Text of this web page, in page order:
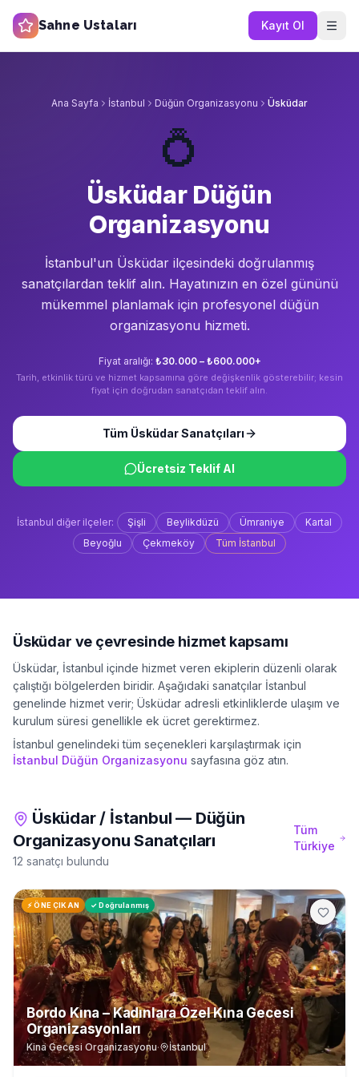
Sahne Ustaları Kayıt Ol
Ana Sayfa İstanbul Düğün Organizasyonu Üsküdar
💍
Üsküdar Düğün
Organizasyonu
İstanbul'un Üsküdar ilçesindeki doğrulanmış
sanatçılardan teklif alın. Hayatınızın en özel gününü
mükemmel planlamak için profesyonel düğün
organizasyonu hizmeti.
Fiyat aralığı: ₺30.000 – ₺600.000+
Tarih, etkinlik türü ve hizmet kapsamına göre değişkenlik gösterebilir; kesin
fiyat için doğrudan sanatçıdan teklif alın.
Tüm ÜsküdarSanatçıları
Ücretsiz Teklif Al
İstanbul diğer ilçeler: Şişli Beylikdüzü Ümraniye
Kartal
Beyoğlu
Çekmeköy Tüm İstanbul
Üsküdar ve çevresinde hizmet kapsamı
Üsküdar, İstanbul içinde hizmet veren ekiplerin düzenli olarak
çalıştığı bölgelerden biridir. Aşağıdaki sanatçılar İstanbul
genelinde hizmet verir; Üsküdar adresli etkinliklerde ulaşım ve
kurulum süresi genellikle ek ücret gerektirmez.
İstanbul genelindeki tüm seçenekleri karşılaştırmak için
İstanbul Düğün Organizasyonu sayfasına göz atın.
Üsküdar/ İstanbul — Düğün
Organizasyonu Sanatçıları
12 sanatçı bulundu
Tüm
Türkiye
⚡ ÖNE ÇIKAN ✓ Doğrulanmış
Bordo Kına – Kadınlara Özel Kına Gecesi
Organizasyonları
Kina Gecesi Organizasyonu· İstanbul